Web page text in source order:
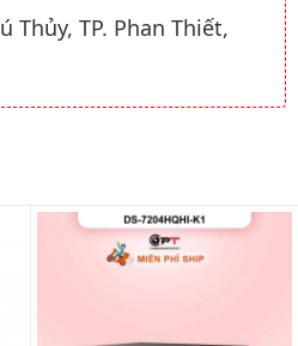
Thủy, TP. Phan Thiết,